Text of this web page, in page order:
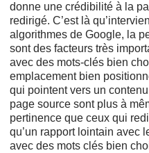
donne une crédibilité à la
redirigé. C’est là
algorithmes de Google, la
sont des facteurs très
avec des mots-clés bien
emplacement bien
qui pointent vers un
page source sont plus à
pertinence que ceux qui
qu’un rapport lointain avec
avec des mots clés bien